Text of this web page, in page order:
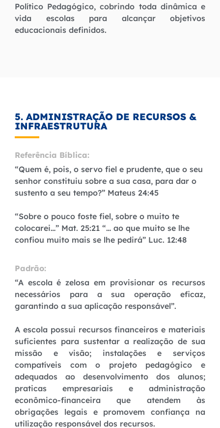
Político Pedagógico, cobrindo toda dinâmica e
vida escolas para alcançar objetivos
educacionais definidos.
5. ADMINISTRAÇÃO DE RECURSOS &
INFRAESTRUTURA
Referência Bíblica:
“Quem é, pois, o servo fiel e prudente, que o seu
senhor constituiu sobre a sua casa, para dar o
sustento a seu tempo?” Mateus 24:45
“Sobre o pouco foste fiel, sobre o muito te
colocarei…” Mat. 25:21 “… ao que muito se lhe
confiou muito mais se lhe pedirá” Luc. 12:48
Padrão:
“A escola é zelosa em provisionar os recursos
necessários para a sua operação eficaz,
garantindo a sua aplicação responsável”.
A escola possui recursos financeiros e materiais
suficientes para sustentar a realização de sua
missão e visão; instalações e serviços
compatíveis com o projeto pedagógico e
adequados ao desenvolvimento dos alunos;
praticas empresariais e administração
econômico-financeira que atendem às
obrigações legais e promovem confiança na
utilização responsável dos recursos.